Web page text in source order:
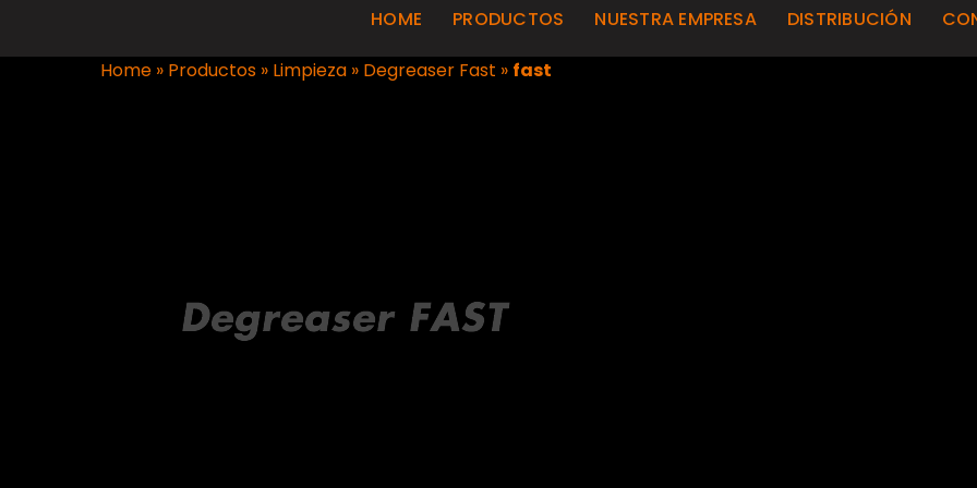
HOME PRODUCTOS NUESTRA EMPRESA DISTRIBUCIÓN
Home » Productos » Limpieza » Degreaser Fast » fast